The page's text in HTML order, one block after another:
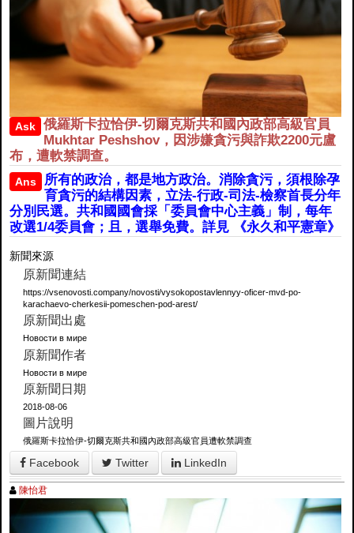
Ask
俄羅斯卡拉恰伊-切爾克斯共和國內政部高級官員
Mukhtar Peshshov，因涉嫌貪污與詐欺2200元盧
布，遭軟禁調查。
Ans
所有的政治，都是地方政治。消除貪污，須根除孕
育貪污的結構因素，立法-行政-司法-檢察首長分年
分別民選。共和國國會採「委員會中心主義」制，每年
改選1/4委員會；且，選舉免費。詳見 《永久和平憲章》
新聞來源
原新聞連結
https://vsenovosti.company/novosti/vysokopostavlennyy-oficer-mvd-po-
karachaevo-cherkesii-pomeschen-pod-arest/
原新聞出處
Новости в мире
原新聞作者
Новости в мире
原新聞日期
2018-08-06
圖片說明
俄羅斯卡拉恰伊-切爾克斯共和國內政部高級官員遭軟禁調查
Facebook Twitter LinkedIn
陳怡君